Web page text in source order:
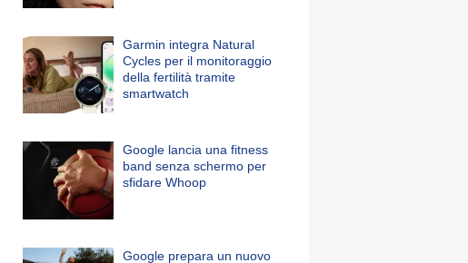
Garmin integra Natural
Cycles per il monitoraggio
della fertilità tramite
smartwatch
Google lancia una fitness
band senza schermo per
sfidare Whoop
Google prepara un nuovo